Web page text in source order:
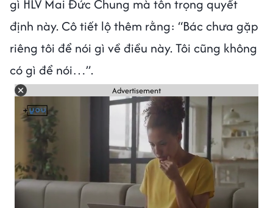
gì HLV Mai Đức Chung mà tôn trọng quyết
định này. Cô tiết lộ thêm rằng: “Bác chưa gặp
riêng tôi để nói gì về điều này. Tôi cũng không
có gì để nói…”.
Advertisement